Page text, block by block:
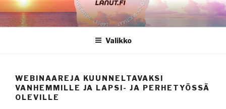
Siirry
sisältöön
Valikko
WEBINAAREJA KUUNNELTAVAKSI
VANHEMMILLE JA LAPSI- JA PERHETYÖSSÄ
OLEVILLE